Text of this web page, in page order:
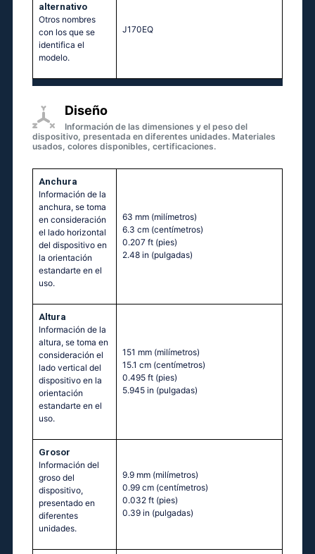
alternativo
Otros nombres
con los que se
identifica el
modelo.
J170EQ
Diseño
Información de las dimensiones y el peso del
dispositivo, presentada en diferentes unidades. Materiales
usados, colores disponibles, certificaciones.
Anchura
Información de la
anchura, se toma
en consideración
el lado horizontal
del dispositivo en
la orientación
estandarte en el
uso.
63 mm (milímetros)
6.3 cm (centímetros)
0.207 ft (pies)
2.48 in (pulgadas)
Altura
Información de la
altura, se toma en
consideración el
lado vertical del
dispositivo en la
orientación
estandarte en el
uso.
151 mm (milímetros)
15.1 cm (centímetros)
0.495 ft (pies)
5.945 in (pulgadas)
Grosor
Información del
groso del
dispositivo,
presentado en
diferentes
unidades.
9.9 mm (milímetros)
0.99 cm (centímetros)
0.032 ft (pies)
0.39 in (pulgadas)